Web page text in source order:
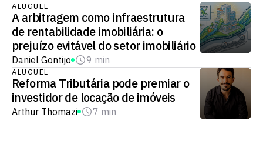
ALUGUEL
A arbitragem como infraestrutura
de rentabilidade imobiliária: o
prejuízo evitável do setor imobiliário
Daniel Gontijo 9 min
ALUGUEL
Reforma Tributária pode premiar o
investidor de locação de imóveis
Arthur Thomazi 7 min